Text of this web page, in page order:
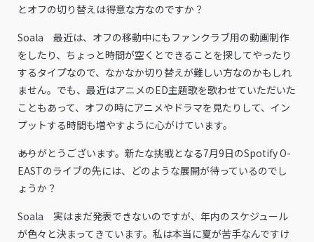
とオフの切り替えは得意な方なのですか？
Soala 最近は、オフの移動中にもファンクラブ用の動画制作
をしたり、ちょっと時間が空くとできることを探してやったり
するタイプなので、なかなか切り替えが難しい方なのかもしれ
ません。でも、最近はアニメのED主題歌を歌わせていただいた
こともあって、オフの時にアニメやドラマを見たりして、イン
プットする時間も増やすように心がけています。
――ありがとうございます。新たな挑戦となる7月9日のSpotify O-
EASTのライブの先には、どのような展開が待っているのでし
ょうか？
Soala 実はまだ発表できないのですが、年内のスケジュール
が色々と決まってきています。私は本当に夏が苦手なんですけ